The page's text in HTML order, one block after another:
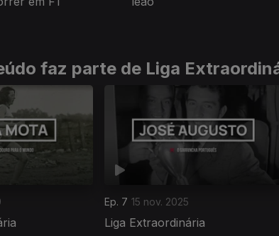
faz parte de Liga
Ep. 7 15 nov. 2025
Liga Extraordinária